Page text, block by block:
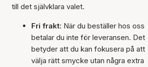
till det självklara valet.
Fri frakt: När du beställer hos oss
betalar du inte för leveransen. Det
betyder att du kan fokusera på att
välja rätt smycke utan några extra